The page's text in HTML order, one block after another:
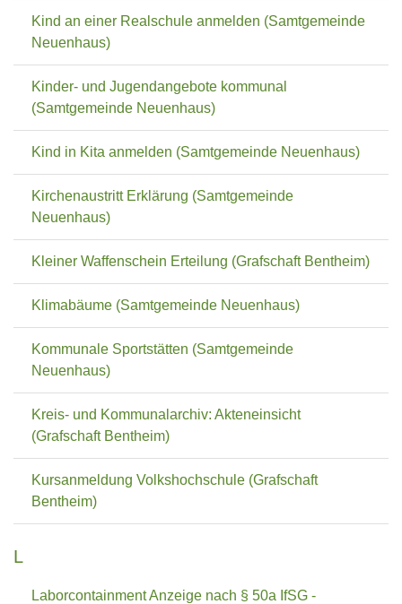
Kind an einer Realschule anmelden (Samtgemeinde
Neuenhaus)
Kinder- und Jugendangebote kommunal
(Samtgemeinde Neuenhaus)
Kind in Kita anmelden (Samtgemeinde Neuenhaus)
Kirchenaustritt Erklärung (Samtgemeinde
Neuenhaus)
Kleiner Waffenschein Erteilung (Grafschaft Bentheim)
Klimabäume (Samtgemeinde Neuenhaus)
Kommunale Sportstätten (Samtgemeinde
Neuenhaus)
Kreis- und Kommunalarchiv: Akteneinsicht
(Grafschaft Bentheim)
Kursanmeldung Volkshochschule (Grafschaft
Bentheim)
L
Laborcontainment Anzeige nach § 50a IfSG -